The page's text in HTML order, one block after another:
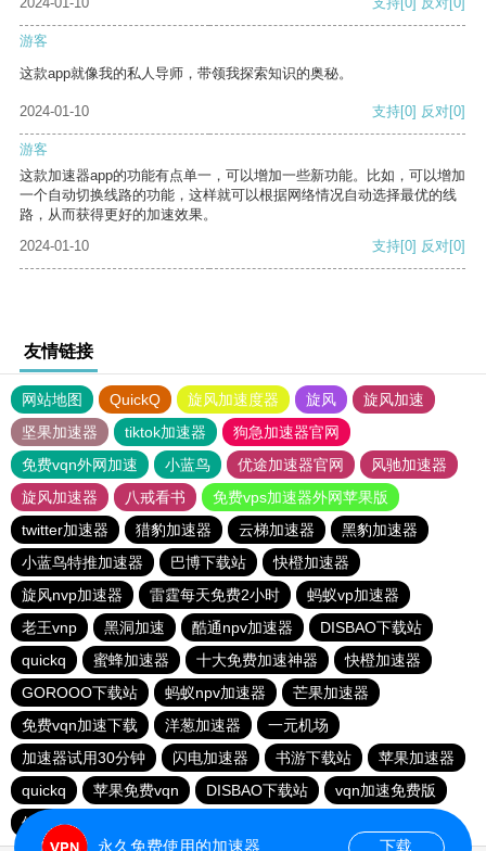
游客
这款app就像我的私人导师，带领我探索知识的奥秘。
2024-01-10 支持[0] 反对[0]
游客
这款加速器app的功能有点单一，可以增加一些新功能。比如，可以增加
一个自动切换线路的功能，这样就可以根据网络情况自动选择最优的线
路，从而获得更好的加速效果。
2024-01-10
支持[0] 反对[0]
友情链接
网站地图 QuickQ 旋风加速度器 旋风
旋风加速
坚果加速器
tiktok加速器
狗急加速器官网
免费vqn外网加速
小蓝鸟 优途加速器官网
风驰加速器
旋风加速器
八戒看书
免费vps加速器外网苹果版
twitter加速器
猎豹加速器 云梯加速器
黑豹加速器
小蓝鸟特推加速器
巴博下载站
快橙加速器
旋风nvp加速器
雷霆每天免费2小时
蚂蚁vp加速器
老王vnp
黑洞加速 酷通npv加速器
DISBAO下载站
quickq
蜜蜂加速器 十大免费加速神器
快橙加速器
GOROOO下载站
蚂蚁npv加速器
芒果加速器
免费vqn加速下载
洋葱加速器
一元机场
加速器试用30分钟
闪电加速器 书游下载站
苹果加速器
quickq
苹果免费vqn DISBAO下载站
vqn加速免费版
俺来买下载站
永久免费使用的加速器 下载